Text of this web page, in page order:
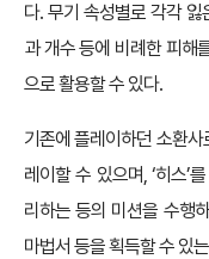
다. 무기 속성별로 각각
과 개수 등에 비례한 피해
으로 활용할 수 있다.
기존에 플레이하던 소환
레이할 수 있으며, ‘히스’
리하는 등의 미션을 수행
마법서 등을 획득할 수 있